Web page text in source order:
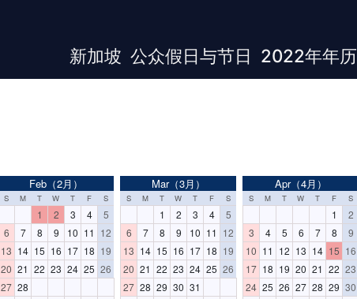
新加坡 公众假日与节日 2022年年历
Feb（2月）
S M T W T F S
1 2 3 4
5
6
7 8 9 10 11 12
13 14 15 16 17 18 19
20 21 22 23 24 25 26
27 28
Mar（3月）
S M T W T F S
1 2 3 4
5
6
7 8 9 10 11 12
13 14 15 16 17 18 19
20 21 22 23 24 25 26
27 28 29 30 31
Apr（4月）
S M T W T F S
1
2
3
4 5 6 7 8
9
10 11 12 13 14 15 16
17 18 19 20 21 22 23
24 25 26 27 28 29 30